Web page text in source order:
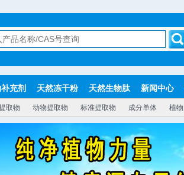
充剂 天然冻干粉 天然生物肽 新闻中心
取物 动物提取物 标准提取物 成分单体 植